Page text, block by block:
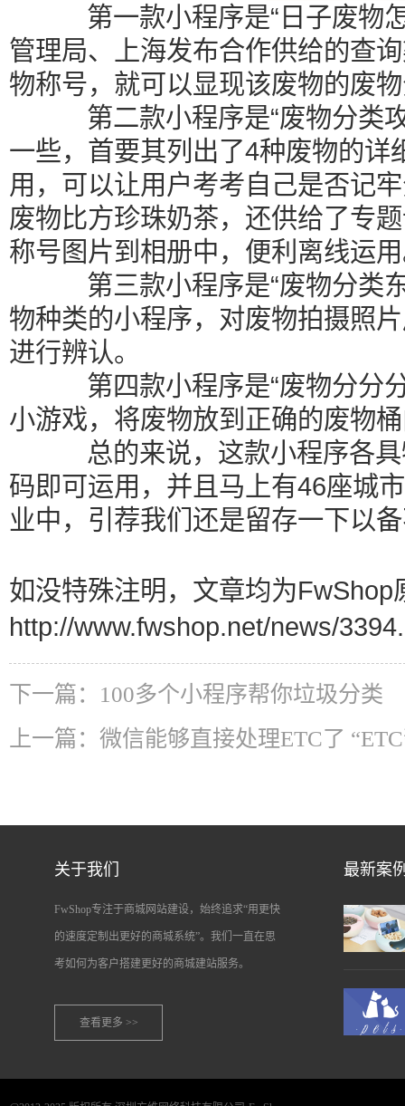
第一款小程序是“日子废物怎
管理局、上海发布合作供给的查
物称号，就可以显现该废物的废
第二款小程序是“废物分类攻
一些，首要其列出了4种废物的详
用，可以让用户考考自己是否记
废物比方珍珠奶茶，还供给了专
称号图片到相册中，便利离线运
第三款小程序是“废物分类东
物种类的小程序，对废物拍摄照
进行辨认。
第四款小程序是“废物分分分
小游戏，将废物放到正确的废物
总的来说，这款小程序各具
码即可运用，并且马上有46座城
业中，引荐我们还是留存一下以
如没特殊注明，文章均为FwShop
http://www.fwshop.net/news/
下一篇： 100多个小程序帮你垃圾分类
上一篇： 微信能够直接处理ETC了
关于我们
FwShop专注于商城网站建设，始终追求“用更快
的速度定制出更好的商城系统”。我们一直在思
考如何为客户搭建更好的商城建站服务。
查看更多 >>
最新案